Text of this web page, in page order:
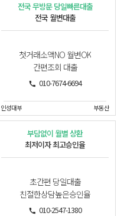
전국 무방문 당일빠른대출
전국 월변대출
첫거래소액NO 월변OK
간편조회 대출
010-7674-6694
인성대부 부동산
부담없이 월별 상환
최저이자 최고승인율
초간편 당일대출
친절한상담높은승인율
010-2547-1380